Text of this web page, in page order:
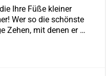
Ihre Füße kleiner
Wer so die schönste
Zehen, mit denen er …